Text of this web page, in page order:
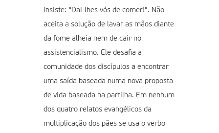
insiste: “Dai-lhes vós de comer!”. Não
aceita a solução de lavar as mãos diante
da fome alheia nem de cair no
assistencialismo. Ele desafia a
comunidade dos discípulos a encontrar
uma saída baseada numa nova proposta
de vida baseada na partilha. Em nenhum
dos quatro relatos evangélicos da
multiplicação dos pães se usa o verbo